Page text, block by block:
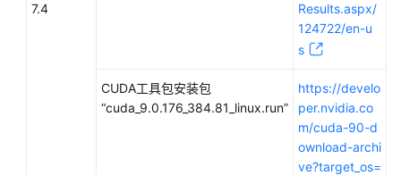
南
7.4
Results.aspx/
124722/en-u
s
CUDA工具包安装包
“cuda_9.0.176_384.81_linux.run”
https://develo
per.nvidia.co
m/cuda-90-d
ownload-archi
ve?target_os=